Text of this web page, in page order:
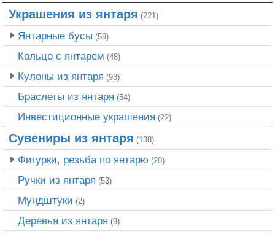
Украшения из янтаря (221)
Янтарные бусы (59)
Кольцо с янтарем (48)
Кулоны из янтаря (93)
Браслеты из янтаря (54)
Инвестиционные украшения (22)
Сувениры из янтаря (138)
Фигурки, резьба по янтарю (20)
Ручки из янтаря (53)
Мундштуки (2)
Деревья из янтаря (9)